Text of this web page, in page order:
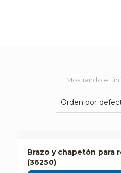
Mostrando el
Brazo y chapetón para
(36250)